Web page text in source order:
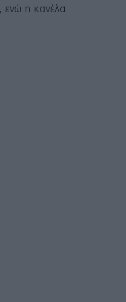
ενώ η κανέλα